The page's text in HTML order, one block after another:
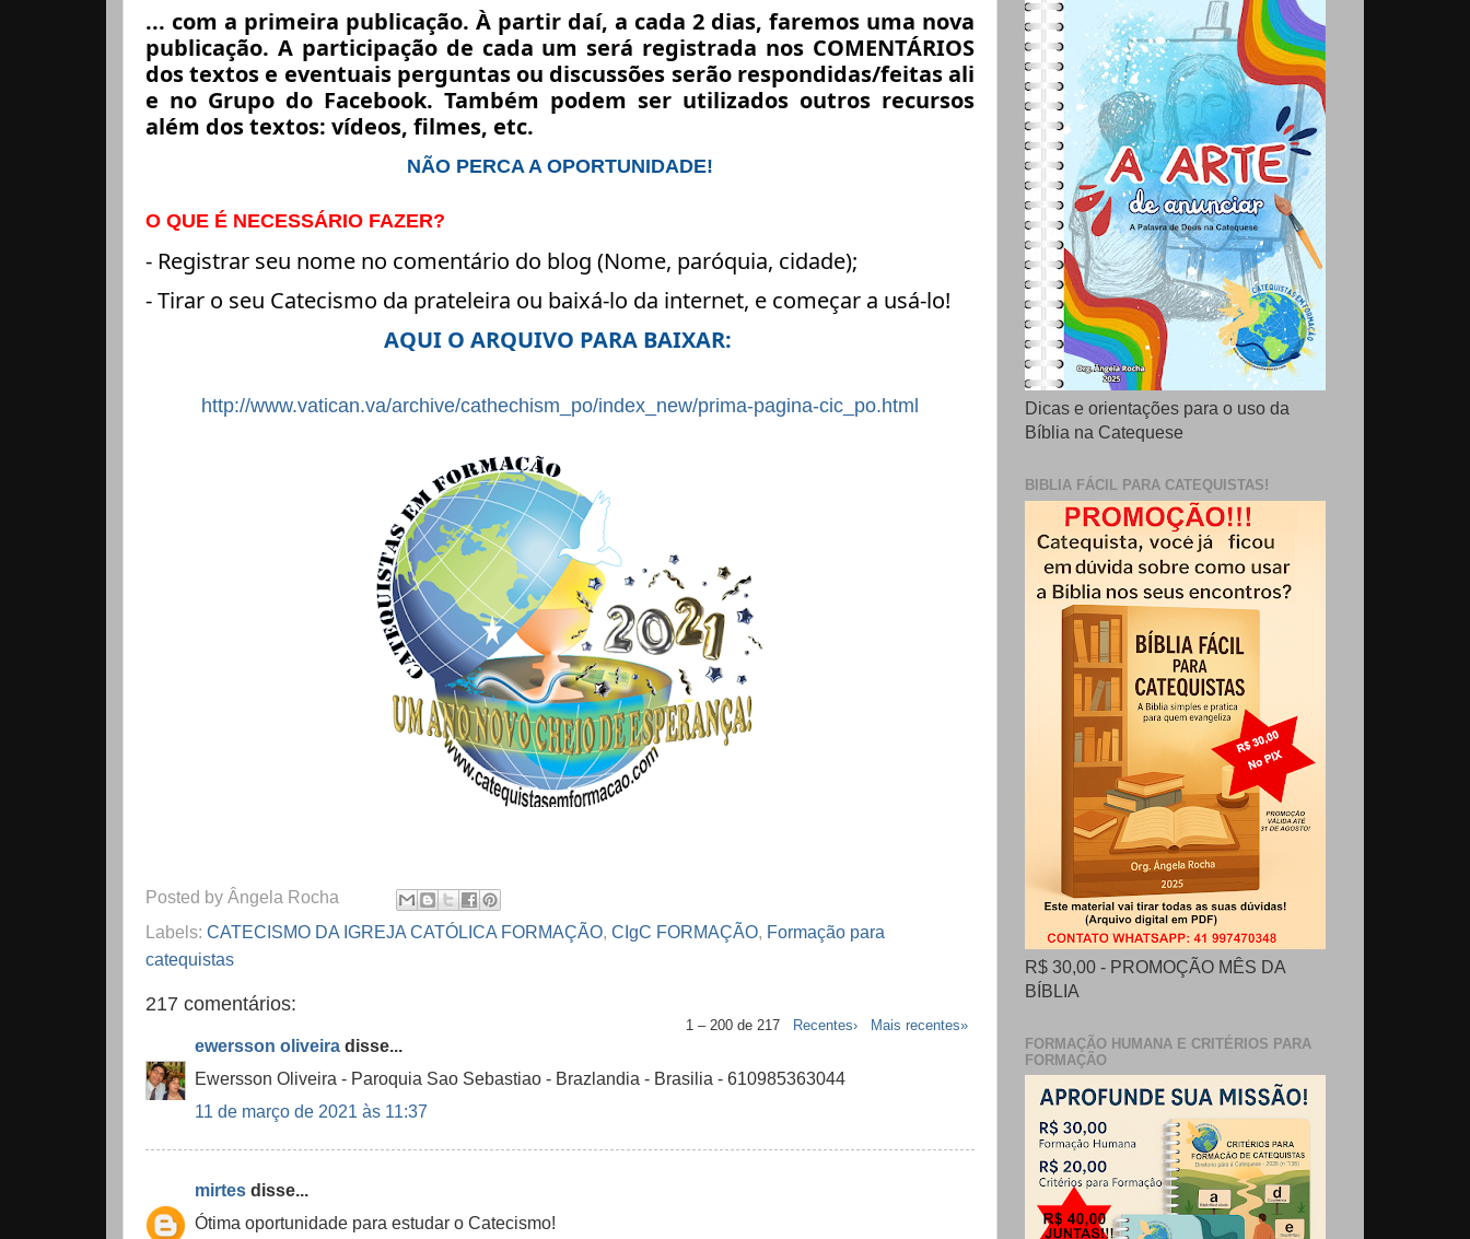
... com a primeira publicação. À partir daí, a cada 2 dias, faremos uma nova
publicação. A participação de cada um será registrada nos COMENTÁRIOS
dos textos e eventuais perguntas ou discussões serão respondidas/feitas ali
e no Grupo do Facebook. Também podem ser utilizados outros recursos
além dos textos: vídeos, filmes, etc.
NÃO PERCA A OPORTUNIDADE!
O QUE É NECESSÁRIO FAZER?
- Registrar seu nome no comentário do blog (Nome, paróquia, cidade);
- Tirar o seu Catecismo da prateleira ou baixá-lo da internet, e começar a usá-lo!
AQUI O ARQUIVO PARA BAIXAR:
http://www.vatican.va/archive/cathechism_po/index_new/prima-pagina-cic_po.html
Posted by Ângela Rocha
Labels: CATECISMO DA IGREJA CATÓLICA FORMAÇÃO CIgC FORMAÇÃO Formação para
catequistas
217 comentários:
1 – 200 de 217 Recentes› Mais recentes»
ewersson oliveira disse...
Ewersson Oliveira - Paroquia Sao Sebastiao - Brazlandia - Brasilia - 610985363044
11 de março de 2021 às 11:37
mirtes disse...
Ótima oportunidade para estudar o Catecismo!
Dicas e orientações para o uso da
Bíblia na Catequese
BIBLIA FÁCIL PARA CATEQUISTAS!
R$ 30,00 - PROMOÇÃO MÊS DA
BÍBLIA
FORMAÇÃO HUMANA E CRITÉRIOS PARA
FORMAÇÃO